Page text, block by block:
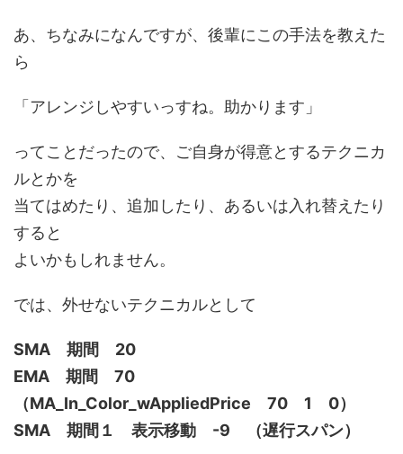
あ、ちなみになんですが、後輩にこの手法を教えた
ら
「アレンジしやすいっすね。助かります」
ってことだったので、ご自身が得意とするテクニカ
ルとかを
当てはめたり、追加したり、あるいは入れ替えたり
すると
よいかもしれません。
では、外せないテクニカルとして
SMA 期間 20
EMA 期間 70
（MA_In_Color_wAppliedPrice 70 1 0）
SMA 期間１ 表示移動 -9 （遅行スパン）